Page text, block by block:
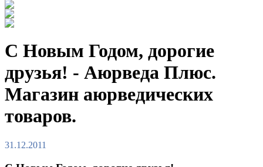
С Новым Годом, дорогие
друзья! - Аюрведа Плюс.
Магазин аюрведических
товаров.
31.12.2011